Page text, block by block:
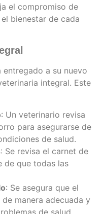
el compromiso de
bienestar de cada
a su nuevo
integral. Este
: Un veterinario revisa
para asegurarse de
de salud.
: Se revisa el carnet de
de que todas las
: Se asegura que el
manera adecuada y
de salud.